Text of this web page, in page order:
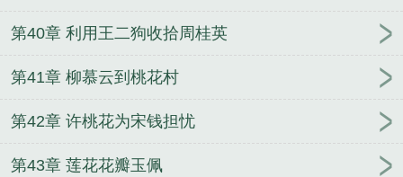
第40章 利用王二狗收拾周桂英
第41章 柳慕云到桃花村
第42章 许桃花为宋钱担忧
第43章 莲花花瓣玉佩